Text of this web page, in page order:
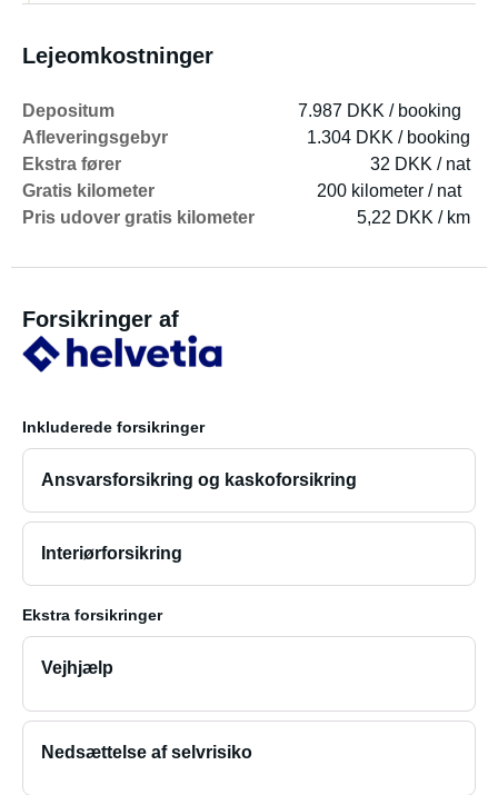
Lejeomkostninger
Depositum
7.987 DKK / booking
Afleveringsgebyr
1.304 DKK / booking
Ekstra fører
32 DKK / nat
Gratis kilometer
200 kilometer / nat
Pris udover gratis kilometer
5,22 DKK / km
Forsikringer af
Inkluderede forsikringer
Ansvarsforsikring og kaskoforsikring
Interiørforsikring
Ekstra forsikringer
Vejhjælp
Nedsættelse af selvrisiko